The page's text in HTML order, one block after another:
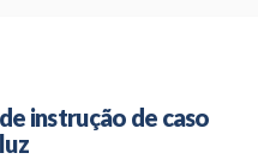
instrução de caso